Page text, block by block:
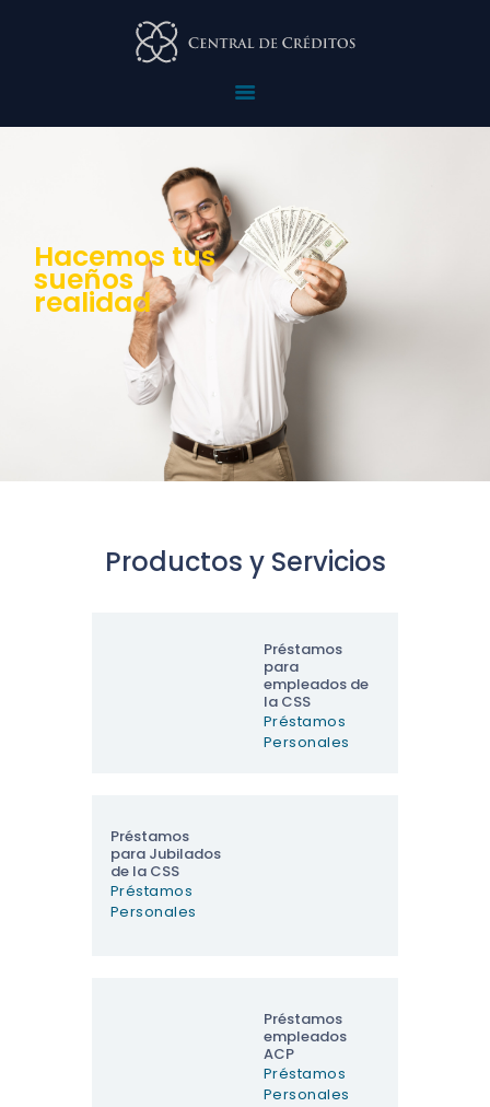
HOME
QUIÉNES SOMOS
PRODUCTOS Y
NOTICIAS
CONTÁCTENOS
Hacemos tus
sueños
realidad
Productos y Servicios
Préstamos
para
empleados de
la CSS
Préstamos
Personales
Préstamos
para Jubilados
de la CSS
Préstamos
Personales
Préstamos
empleados
ACP
Préstamos
Personales